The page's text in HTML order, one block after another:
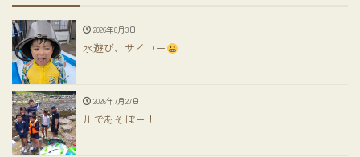
2026年8月3日
水遊び、サイコー
2026年7月27日
川であそぼー！